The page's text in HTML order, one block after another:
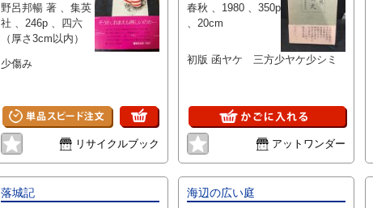
野呂邦暢 著 、集英
社 、246p 、四六
（厚さ3cm以内）
少傷み
リサイクルブック
春秋 、1980 、350p
、20cm
初版 函ヤケ 三方少ヤケ少シミ
アットワンダー
落城記 海辺の広い庭